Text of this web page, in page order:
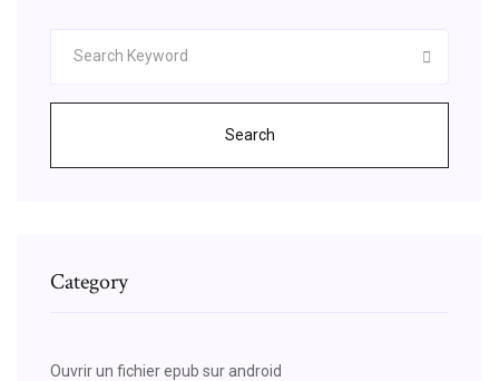
Search
Category
Ouvrir un fichier epub sur android